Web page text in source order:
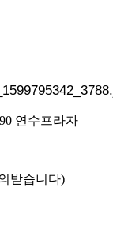
연수프라자
받습니다)